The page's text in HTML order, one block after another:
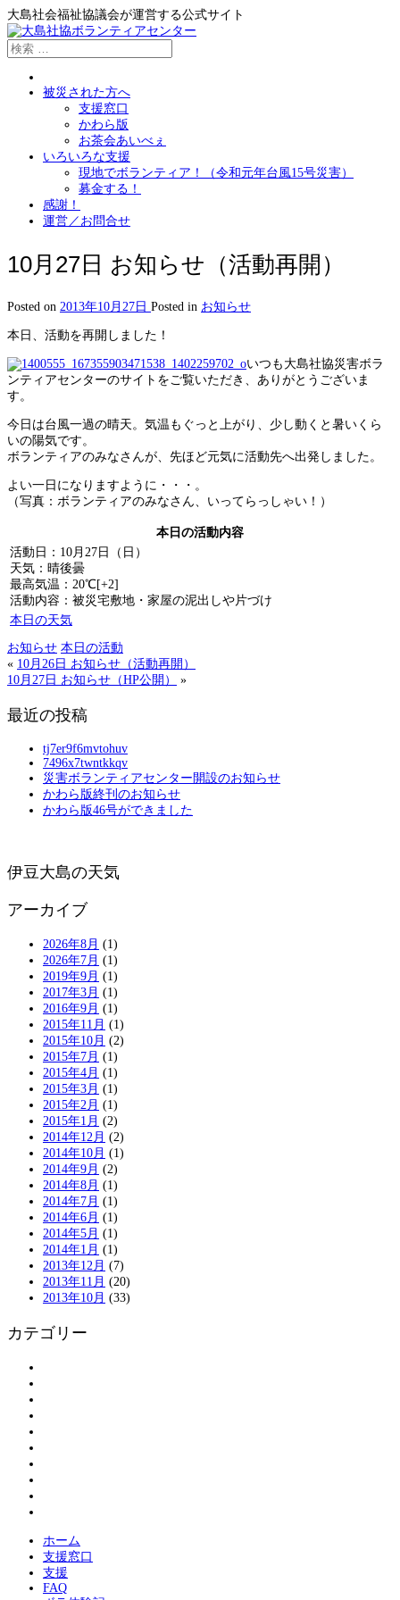
大島社会福祉協議会が運営する公式サイト
被災された方へ
支援窓口
かわら版
お茶会あいべぇ
いろいろな支援
現地でボランティア！（令和元年台風15号災害）
募金する！
感謝！
運営／お問合せ
10月27日 お知らせ（活動再開）
Posted on 2013年10月27日 Posted in お知らせ
本日、活動を再開しました！
いつも大島社協災害ボラ
ンティアセンターのサイトをご覧いただき、ありがとうございま
す。
今日は台風一過の晴天。気温もぐっと上がり、少し動くと暑いくら
いの陽気です。
ボランティアのみなさんが、先ほど元気に活動先へ出発しました。
よい一日になりますように・・・。
（写真：ボランティアのみなさん、いってらっしゃい！）
本日の活動内容
活動日：10月27日（日）
天気：晴後曇
最高気温：20℃[+2]
活動内容：被災宅敷地・家屋の泥出しや片づけ
本日の天気
お知らせ 本日の活動
« 10月26日 お知らせ（活動再開）
10月27日 お知らせ（HP公開）
»
最近の投稿
tj7er9f6mvtohuv
7496x7twntkkqv
災害ボランティアセンター開設のお知らせ
かわら版終刊のお知らせ
かわら版46号ができました
伊豆大島の天気
アーカイブ
2026年8月 (1)
2026年7月 (1)
2019年9月 (1)
2017年3月 (1)
2016年9月 (1)
2015年11月 (1)
2015年10月 (2)
2015年7月 (1)
2015年4月 (1)
2015年3月 (1)
2015年2月 (1)
2015年1月 (2)
2014年12月 (2)
2014年10月 (1)
2014年9月 (2)
2014年8月 (1)
2014年7月 (1)
2014年6月 (1)
2014年5月 (1)
2014年1月 (1)
2013年12月 (7)
2013年11月 (20)
2013年10月 (33)
カテゴリー
ホーム
支援窓口
支援
FAQ